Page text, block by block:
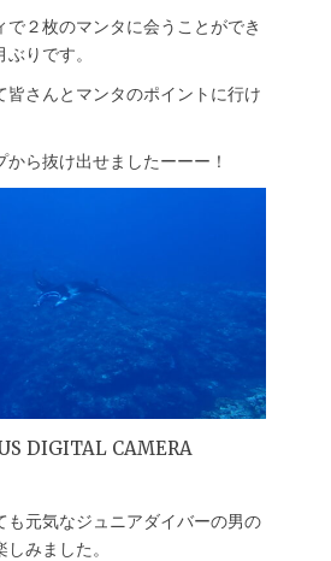
で２枚のマンタに会うことができ
りです。
皆さんとマンタのポイントに行け
から抜け出せましたーーー！
DIGITAL CAMERA
も元気なジュニアダイバーの男の
みました。